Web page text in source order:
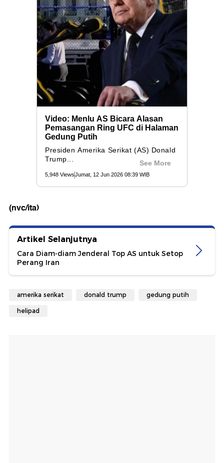
(nvc/ita)
Artikel Selanjutnya
Cara Diam-diam Jenderal Top AS untuk Setop
Perang Iran
amerika serikat donald trump gedung putih
helipad